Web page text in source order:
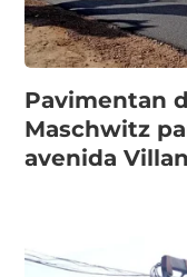
Pavimentan
Maschwitz
avenida